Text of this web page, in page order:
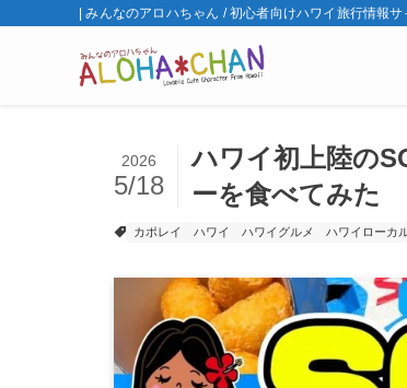
| みんなのアロハちゃん / 初心者向けハワイ旅行情報サ
ハワイ初上陸の
ーを食べてみた
2026
5/18
カポレイ ハワイ ハワイグルメ ハワイローカ